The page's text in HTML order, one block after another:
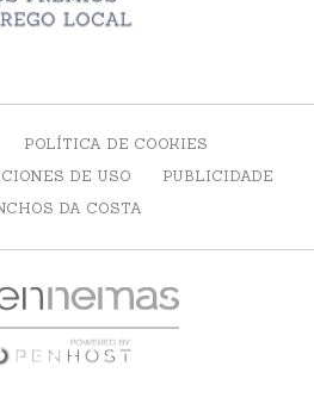
POLÍTICA DE COOKIES
DE USO
PUBLICIDADE
DA COSTA